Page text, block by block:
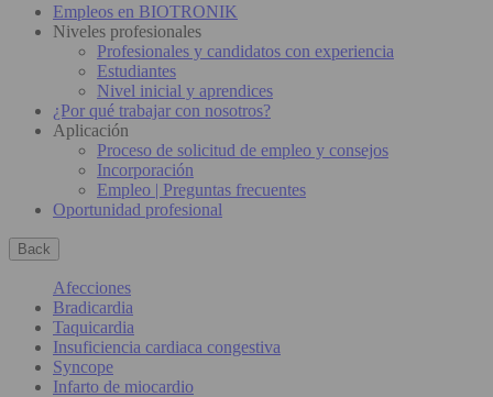
Empleos en BIOTRONIK
Niveles profesionales
Profesionales y candidatos con experiencia
Estudiantes
Nivel inicial y aprendices
¿Por qué trabajar con nosotros?
Aplicación
Proceso de solicitud de empleo y consejos
Incorporación
Empleo | Preguntas frecuentes
Oportunidad profesional
Back
Afecciones
Bradicardia
Taquicardia
Insuficiencia cardiaca congestiva
Syncope
Infarto de miocardio